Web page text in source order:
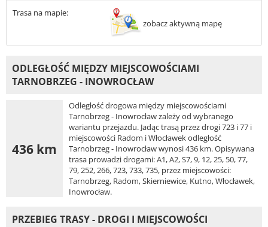
Trasa na mapie:
zobacz aktywną mapę
ODLEGŁOŚĆ MIĘDZY MIEJSCOWOŚCIAMI
TARNOBRZEG - INOWROCŁAW
436 km
Odległość drogowa między miejscowościami
Tarnobrzeg - Inowrocław zależy od wybranego
wariantu przejazdu. Jadąc trasą przez drogi 723 i 77 i
miejscowości Radom i Włocławek odległość
Tarnobrzeg - Inowrocław wynosi 436 km. Opisywana
trasa prowadzi drogami: A1, A2, S7, 9, 12, 25, 50, 77,
79, 252, 266, 723, 733, 735, przez miejscowości:
Tarnobrzeg, Radom, Skierniewice, Kutno, Włocławek,
Inowrocław.
PRZEBIEG TRASY - DROGI I MIEJSCOWOŚCI